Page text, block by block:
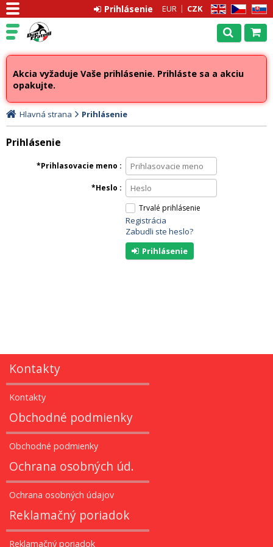
EN CZ SK
EUR CZK
Prihlásenie
Akcia vyžaduje Vaše prihlásenie. Prihláste sa a akciu
opakujte.
Hlavná strana Prihlásenie
Prihlásenie
Prihlasovacie meno
Heslo
Trvalé prihlásenie
Registrácia
Zabudli ste heslo?
Prihlásenie
Kontakty
Kontakty
Obchodné podmienky
Obchodné podmienky
Ochrana osobných úd.
Ochrana osobných údajov
Reklamačný poriadok
Reklamačný poriadok